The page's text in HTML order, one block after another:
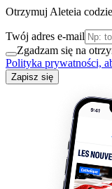
Otrzymuj Aleteia
Twój adres e-mail
Zgadzam się na
Polityka prywatności,
Zapisz się